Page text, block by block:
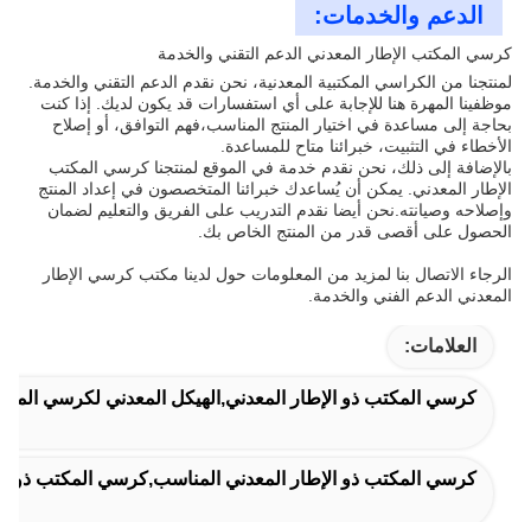
الدعم والخدمات:
كرسي المكتب الإطار المعدني الدعم التقني والخدمة
لمنتجنا من الكراسي المكتبية المعدنية، نحن نقدم الدعم التقني والخدمة.
موظفينا المهرة هنا للإجابة على أي استفسارات قد يكون لديك. إذا كنت
بحاجة إلى مساعدة في اختيار المنتج المناسب،فهم التوافق، أو إصلاح
الأخطاء في التثبيت، خبرائنا متاح للمساعدة.
بالإضافة إلى ذلك، نحن نقدم خدمة في الموقع لمنتجنا كرسي المكتب
الإطار المعدني. يمكن أن يُساعدك خبرائنا المتخصصون في إعداد المنتج
وإصلاحه وصيانته.نحن أيضا نقدم التدريب على الفريق والتعليم لضمان
الحصول على أقصى قدر من المنتج الخاص بك.
الرجاء الاتصال بنا لمزيد من المعلومات حول لدينا مكتب كرسي الإطار
المعدني الدعم الفني والخدمة.
العلامات:
كرسي المكتب ذو الإطار المعدني,الهيكل المعدني لكرسي
كرسي المكتب ذو الإطار المعدني المناسب,كرسي المكتب ذو